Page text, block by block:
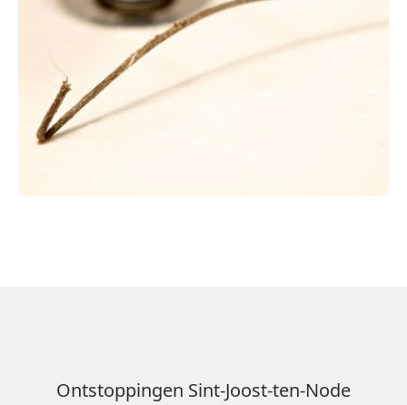
Ontstoppingen Sint-Joost-ten-Node